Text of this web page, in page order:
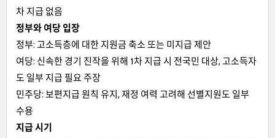
차 지급 없음
정부와 여당 입장
정부: 고소득층에 대한 지원금 축소 또는 미지급 제안
여당: 신속한 경기 진작을 위해 1차 지급 시 전국민 대상, 고소득자
도 일부 지급 필요 주장
민주당: 보편지급 원칙 유지, 재정 여력 고려해 선별지원도 일부
수용
지급 시기